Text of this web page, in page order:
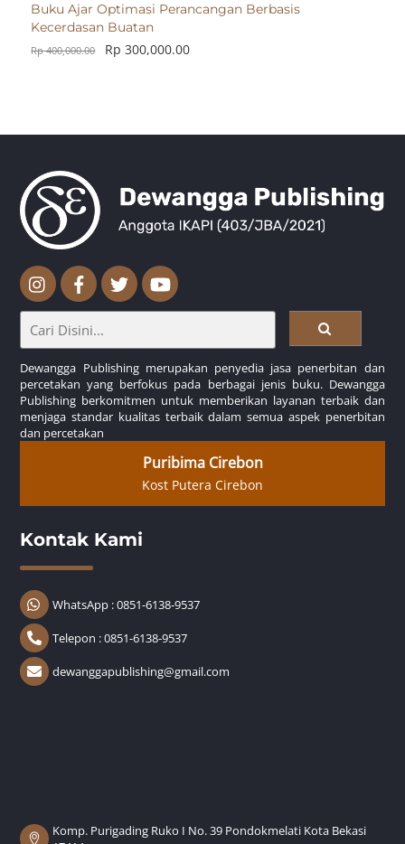
Buku Ajar Optimasi Perancangan Berbasis
Kecerdasan Buatan
Rp400,000.00 Rp 300,000.00
Dewangga Publishing merupakan penyedia jasa penerbitan dan
percetakan yang berfokus pada berbagai jenis buku. Dewangga
Publishing berkomitmen untuk memberikan layanan terbaik dan
menjaga standar kualitas terbaik dalam semua aspek penerbitan
dan percetakan
Puribima Cirebon
Kost Putera Cirebon
Kontak Kami
WhatsApp : 0851-6138-9537
Telepon : 0851-6138-9537
dewanggapublishing@gmail.com
Komp. Purigading Ruko I No. 39 Pondokmelati Kota Bekasi